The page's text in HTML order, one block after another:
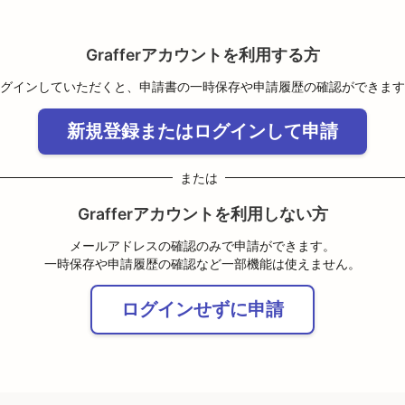
Grafferアカウントを利用する方
インしていただくと、申請書の一時保存や申請履歴の確認ができま
新規登録またはログインして申請
または
Grafferアカウントを利用しない方
メールアドレスの確認のみで申請ができます。
一時保存や申請履歴の確認など一部機能は使えません。
ログインせずに申請